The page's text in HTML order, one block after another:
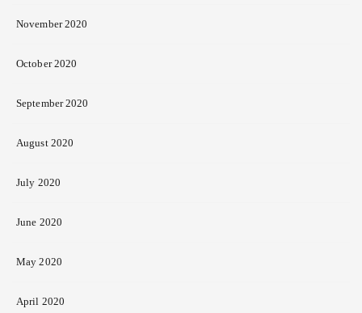
November 2020
October 2020
September 2020
August 2020
July 2020
June 2020
May 2020
April 2020